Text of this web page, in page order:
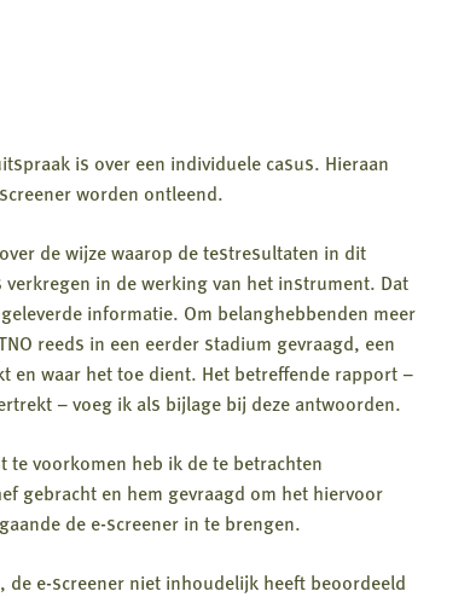
is over een individuele casus. Hieraan
worden ontleend.
de wijze waarop de testresultaten in dit
in de werking van het instrument. Dat
informatie. Om belanghebbenden meer
reeds in een eerder stadium gevraagd, een
en waar het toe dient. Het betreffende rapport –
– voeg ik als bijlage bij deze antwoorden.
voorkomen heb ik de te betrachten
gebracht en hem gevraagd om het hiervoor
de e-screener in te brengen.
e-screener niet inhoudelijk heeft beoordeeld